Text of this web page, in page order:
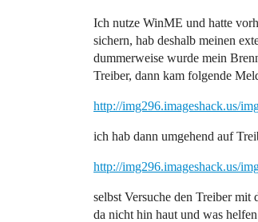
Ich nutze WinME und hatte
sichern, hab deshalb meinen
dummerweise wurde mein
Treiber, dann kam folgende
http://img296.imageshack.us/
ich hab dann umgehend auf
http://img296.imageshack.us/
selbst Versuche den Treiber
da nicht hin haut und was